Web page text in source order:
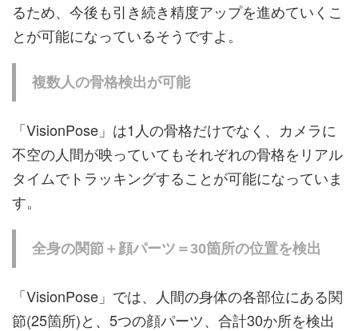
るため、今後も引き続き精度アップを進めていくこ
とが可能になっているそうですよ。
複数人の骨格検出が可能
「VisionPose」は1人の骨格だけでなく、カメラに
不空の人間が映っていてもそれぞれの骨格をリアル
タイムでトラッキングすることが可能になっていま
す。
全身の関節＋顔パーツ＝30箇所の位置を検出
「VisionPose」では、人間の身体の各部位にある関
節(25箇所)と、5つの顔パーツ、合計30か所を検出